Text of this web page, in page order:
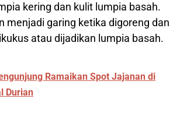
kering dan kulit lumpia basah.
menjadi garing ketika digoreng dan
atau dijadikan lumpia basah.
Ramaikan Spot Jajanan di
Durian